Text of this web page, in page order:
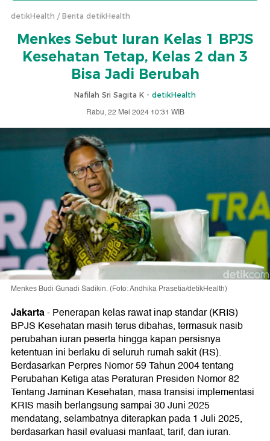
detikHealth Berita detikHealth
Menkes Sebut Iuran Kelas 1 BPJS
Kesehatan Tetap, Kelas 2 dan 3
Bisa Jadi Berubah
Nafilah Sri Sagita K - detikHealth
Rabu, 22 Mei 2024 10:31 WIB
Menkes Budi Gunadi Sadikin. (Foto: Andhika Prasetia/detikHealth)
Jakarta-Penerapan kelas rawat inap standar (KRIS)
BPJS Kesehatan masih terus dibahas, termasuk nasib
perubahan iuran peserta hingga kapan persisnya
ketentuan ini berlaku di seluruh rumah sakit (RS).
Berdasarkan Perpres Nomor 59 Tahun 2004 tentang
Perubahan Ketiga atas Peraturan Presiden Nomor 82
Tentang Jaminan Kesehatan, masa transisi implementasi
KRIS masih berlangsung sampai 30 Juni 2025
mendatang, selambatnya diterapkan pada 1 Juli 2025,
berdasarkan hasil evaluasi manfaat, tarif, dan iuran.